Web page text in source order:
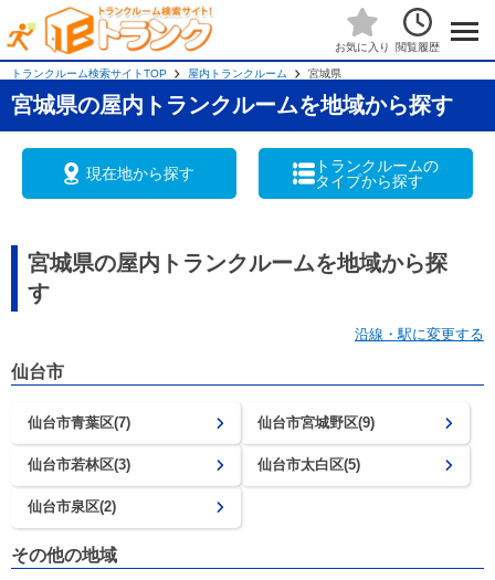
お気に入り 閲覧履歴
トランクルーム検索サイトTOP 屋内トランクルーム 宮城県
宮城県の屋内トランクルームを地域から探す
現在地から探す
トランクルームの
タイプから探す
宮城県の屋内トランクルームを地域から探
す
沿線・駅に変更する
仙台市
仙台市青葉区(7) 仙台市宮城野区(9)
仙台市若林区(3) 仙台市太白区(5)
仙台市泉区(2)
その他の地域